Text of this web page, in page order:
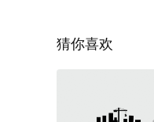
猜你喜欢